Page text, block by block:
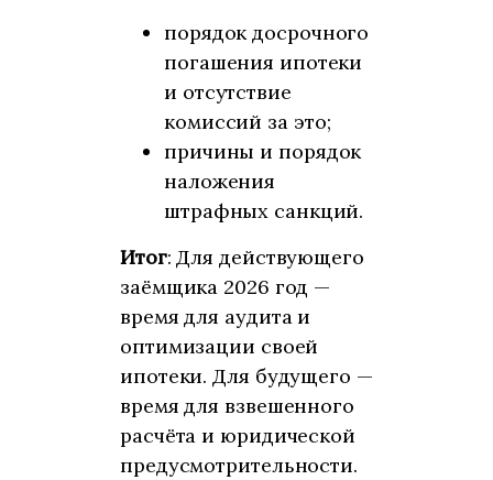
порядок досрочного
погашения ипотеки
и отсутствие
комиссий за это;
причины и порядок
наложения
штрафных санкций.
Итог: Для действующего
заёмщика 2026 год —
время для аудита и
оптимизации своей
ипотеки. Для будущего —
время для взвешенного
расчёта и юридической
предусмотрительности.